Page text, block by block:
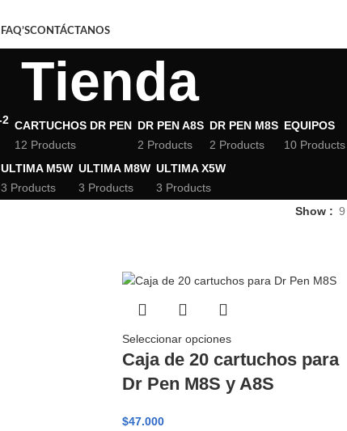
FAQ’SCONTÁCTANOS
Tienda
CARTUCHOS DR PEN
12 Products
DR PEN A8S
2 Products
DR PEN M8S
2 Products
EQUIPOS
10 Products
ULTIMA M5W
3 Products
ULTIMA M8W
3 Products
ULTIMA X5W
3 Products
Show 9
Seleccionar opciones
Caja de 20 cartuchos para
Dr Pen M8S y A8S
$47.000